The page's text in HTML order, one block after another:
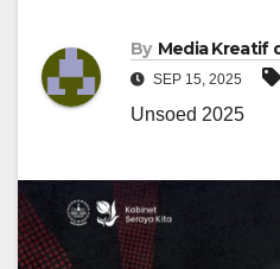
By Media Kreatif
SEP 15, 2025
Unsoed 2025